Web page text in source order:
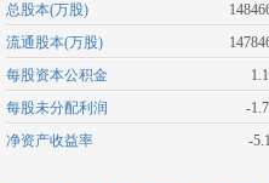
总股本(万股)
流通股本(万股)
每股资本公积金
每股未分配利润
-
净资产收益率
-